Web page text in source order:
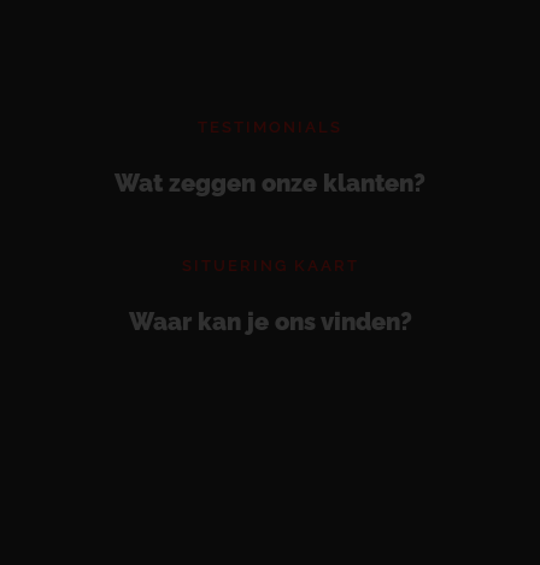
TESTIMONIALS
Wat zeggen onze klanten?
SITUERING KAART
Waar kan je ons vinden?